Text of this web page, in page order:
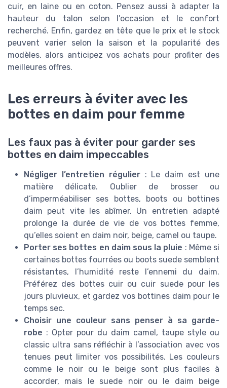
cuir, en laine ou en coton. Pensez aussi à adapter la
hauteur du talon selon l’occasion et le confort
recherché. Enfin, gardez en tête que le prix et le stock
peuvent varier selon la saison et la popularité des
modèles, alors anticipez vos achats pour profiter des
meilleures offres.
Les erreurs à éviter avec les
bottes en daim pour femme
Les faux pas à éviter pour garder ses
bottes en daim impeccables
Négliger l’entretien régulier: Le daim est une
matière délicate. Oublier de brosser ou
d’imperméabiliser ses bottes, boots ou bottines
daim peut vite les abîmer. Un entretien adapté
prolonge la durée de vie de vos bottes femme,
qu’elles soient en daim noir, beige, camel ou taupe.
Porter ses bottes en daim sous la pluie : Même si
certaines bottes fourrées ou boots suede semblent
résistantes, l’humidité reste l’ennemi du daim.
Préférez des bottes cuir ou cuir suede pour les
jours pluvieux, et gardez vos bottines daim pour le
temps sec.
Choisir une couleur sans penser à sa garde-
robe : Opter pour du daim camel, taupe style ou
classic ultra sans réfléchir à l’association avec vos
tenues peut limiter vos possibilités. Les couleurs
comme le noir ou le beige sont plus faciles à
accorder, mais le suede noir ou le daim beige